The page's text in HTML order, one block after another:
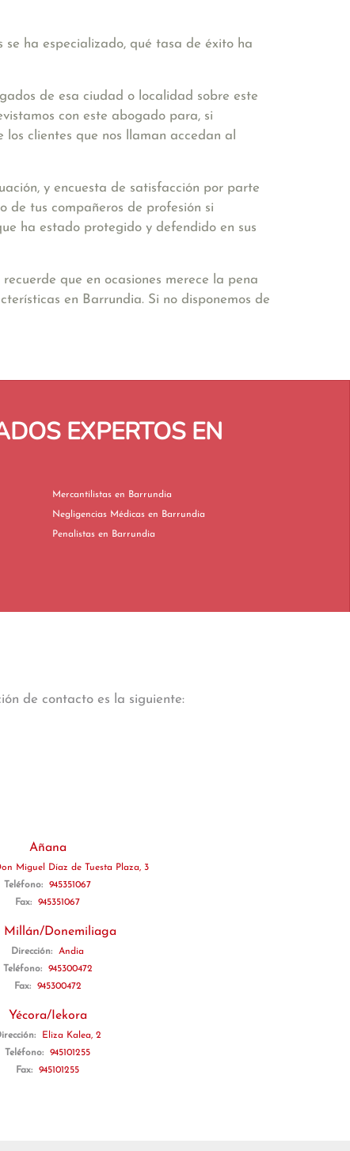
se ha especializado, qué tasa de éxito ha
de esa ciudad o localidad sobre este
con este abogado para, si
clientes que nos llaman accedan al
y encuesta de satisfacción por parte
de tus compañeros de profesión si
ha estado protegido y defendido en sus
que en ocasiones merece la pena
en Barrundia. Si no disponemos de
EXPERTOS EN
Mercantilistas en Barrundia
Negligencias Médicas en Barrundia
Penalistas en Barrundia
de contacto es la siguiente:
Añana
Miguel Díaz de Tuesta Plaza, 3
Teléfono:
945351067
Fax:
945351067
Millán/Donemiliaga
Dirección:
Andia
Teléfono:
945300472
Fax:
945300472
Yécora/Iekora
Eliza Kalea, 2
Teléfono:
945101255
Fax:
945101255